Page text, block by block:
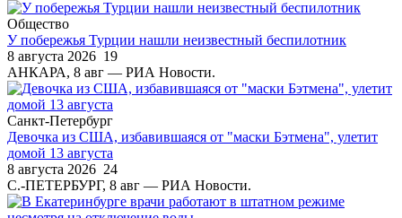
Общество
У побережья Турции нашли неизвестный беспилотник
8 августа 2026 19
АНКАРА, 8 авг — РИА Новости.
Санкт-Петербург
Девочка из США, избавившаяся от "маски Бэтмена", улетит
домой 13 августа
8 августа 2026 24
С.-ПЕТЕРБУРГ, 8 авг — РИА Новости.